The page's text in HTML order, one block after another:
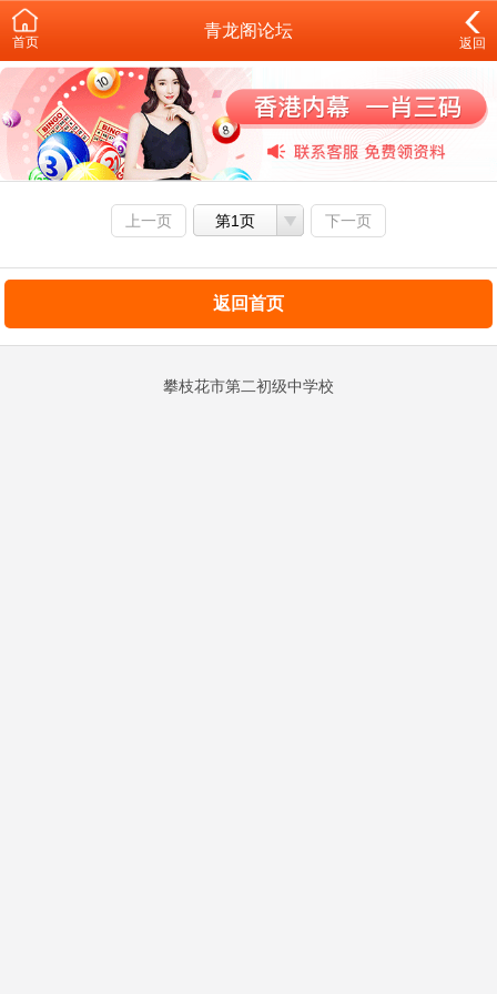
首页
青龙阁论坛
返回
上一页 第1页 下一页
返回首页
攀枝花市第二初级中学校